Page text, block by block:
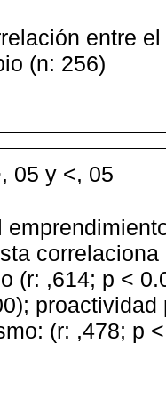
entre
(n: 256)
05 y <, 05
(r: ,614; p <
(r: ,478; p